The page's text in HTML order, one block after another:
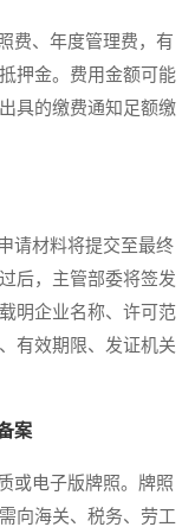
、年度管理费，有
押金。费用金额可能
具的缴费通知足额缴
材料将提交至最终
后，主管部委将签发
明企业名称、许可范
有效期限、发证机关
案
电子版牌照。牌照
向海关、税务、劳工